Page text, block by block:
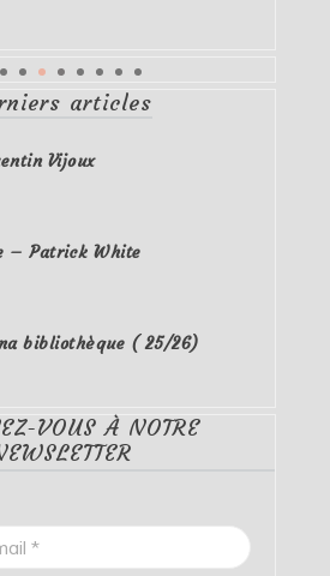
articles
Vijoux
– Patrick White
bibliothèque ( 25/26)
VOUS À NOTRE